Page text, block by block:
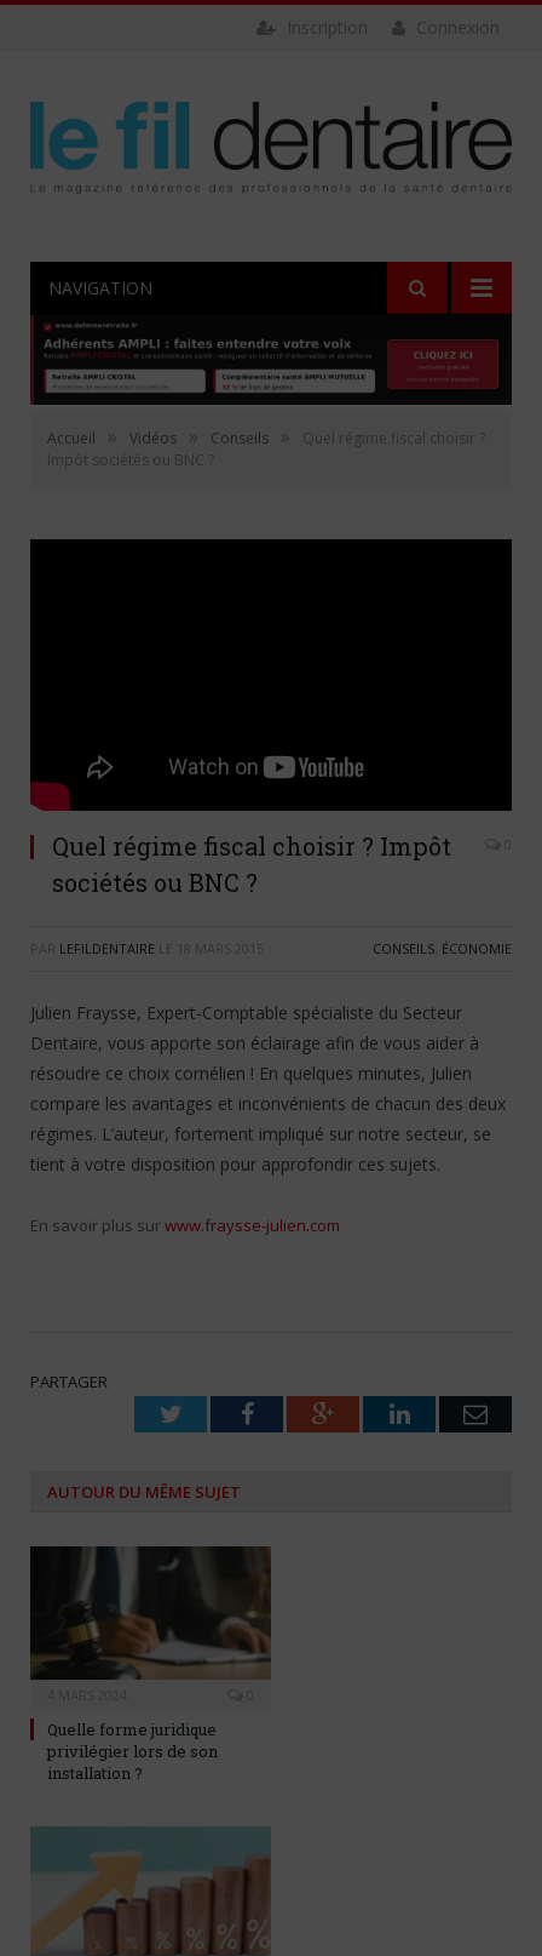
Connexion
Inscription
NAVIGATION
Accueil » Vidéos » Conseils »
Quel régime fiscal choisir ?
Impôt sociétés ou BNC ?
Quel régime fiscal choisir ? Impôt
sociétés ou BNC ?
0
PAR LEFILDENTAIRE LE 18 MARS 2015 CONSEILS ÉCONOMIE
Julien Fraysse, Expert-Comptable spécialiste du Secteur
Dentaire, vous apporte son éclairage afin de vous aider à
résoudre ce choix cornélien ! En quelques minutes, Julien
compare les avantages et inconvénients de chacun des deux
régimes. L’auteur, fortement impliqué sur notre secteur, se
tient à votre disposition pour approfondir ces sujets.
En savoir plus surwww.fraysse-julien.com
PARTAGER
TwitterFacebookGoogle+LinkedIn
AUTOUR DU MÊME SUJET
Quelle forme juridique
privilégier lors de son
installation ?